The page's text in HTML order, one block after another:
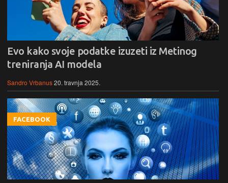
Evo kako svoje podatke izuzeti iz Metinog
treniranja AI modela
Sandro Vrbanus20. travnja 2025.
FACEBOOK